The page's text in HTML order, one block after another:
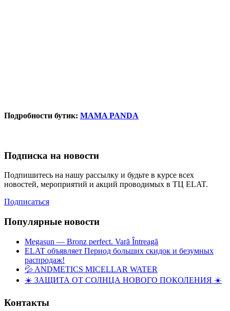
Подробности бутик: MAMA PANDA
Подписка на новости
Подпишитесь на нашу рассылку и будьте в курсе всех
новостей, мероприятий и акций проводимых в ТЦ ELAT.
Подписаться
Популярные новости
Megasun — Bronz perfect. Vară Întreagă
ELAT объявляет Период больших скидок и безумных
распродаж!
💦 ANDMETICS MICELLAR WATER
☀️ ЗАЩИТА ОТ СОЛНЦА НОВОГО ПОКОЛЕНИЯ ☀️
Контакты